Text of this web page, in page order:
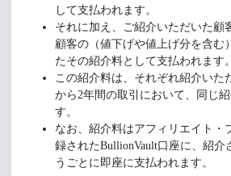
して支払われます。
それに加え、ご紹介いただいた顧
顧客の（値下げや値上げ分を含む
たその紹介料として支払われます。
この紹介料は、それぞれ紹介いた
から2年間の取引において、同じ
す。
なお、紹介料はアフィリエイト・
録されたBullionVault口座に、紹介
うごとに即座に支払われます。